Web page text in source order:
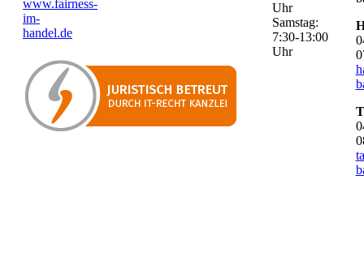
www.fairness-
im-
handel.de
Uhr
Samstag:
7:30-13:00
Uhr